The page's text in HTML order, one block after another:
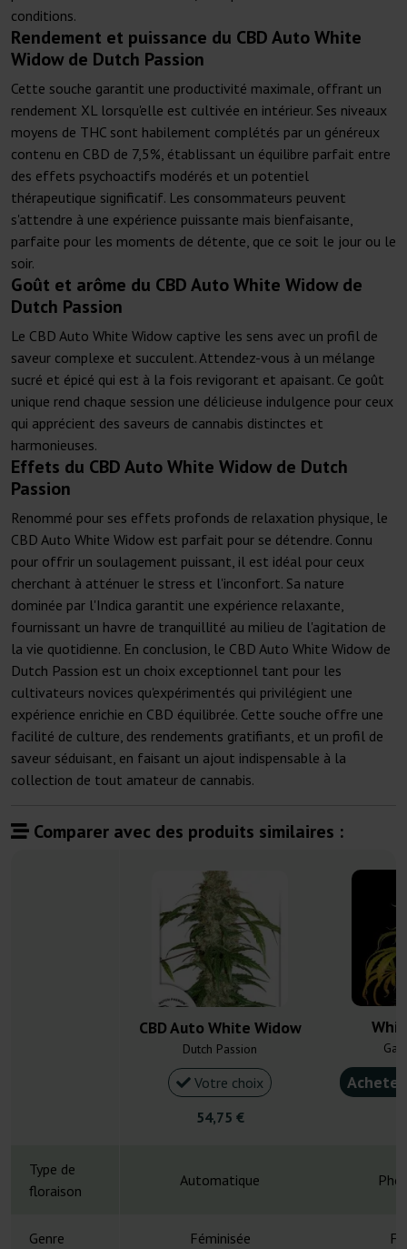
conditions.
Rendement et puissance du CBD Auto White
Widow de Dutch Passion
Cette souche garantit une productivité maximale, offrant un
rendement XL lorsqu'elle est cultivée en intérieur. Ses niveaux
moyens de THC sont habilement complétés par un généreux
contenu en CBD de 7,5%, établissant un équilibre parfait entre
des effets psychoactifs modérés et un potentiel
thérapeutique significatif. Les consommateurs peuvent
s'attendre à une expérience puissante mais bienfaisante,
parfaite pour les moments de détente, que ce soit le jour ou le
soir.
Goût et arôme du CBD Auto White Widow de
Dutch Passion
Le CBD Auto White Widow captive les sens avec un profil de
saveur complexe et succulent. Attendez-vous à un mélange
sucré et épicé qui est à la fois revigorant et apaisant. Ce goût
unique rend chaque session une délicieuse indulgence pour ceux
qui apprécient des saveurs de cannabis distinctes et
harmonieuses.
Effets du CBD Auto White Widow de Dutch
Passion
Renommé pour ses effets profonds de relaxation physique, le
CBD Auto White Widow est parfait pour se détendre. Connu
pour offrir un soulagement puissant, il est idéal pour ceux
cherchant à atténuer le stress et l'inconfort. Sa nature
dominée par l'Indica garantit une expérience relaxante,
fournissant un havre de tranquillité au milieu de l'agitation de
la vie quotidienne. En conclusion, le CBD Auto White Widow de
Dutch Passion est un choix exceptionnel tant pour les
cultivateurs novices qu'expérimentés qui privilégient une
expérience enrichie en CBD équilibrée. Cette souche offre une
facilité de culture, des rendements gratifiants, et un profil de
saveur séduisant, en faisant un ajout indispensable à la
collection de tout amateur de cannabis.
Comparer avec des produits similaires :
CBD Auto White Widow
Dutch Passion
Votre choix
54,75 €
Type de
floraison
Automatique
Genre Féminisée